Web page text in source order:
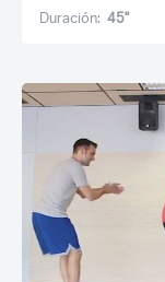
Duración: 45''